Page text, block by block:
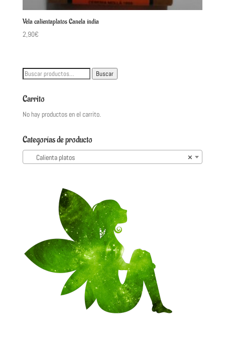
Vela calientaplatos Canela índia
2,90€
Buscar
Buscar
Carrito
No hay productos en el carrito.
Categorías de producto
×
Calienta platos